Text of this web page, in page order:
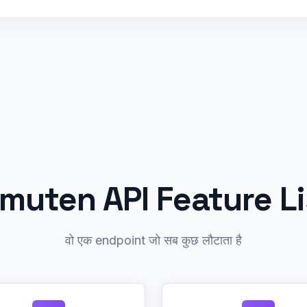
API Feature
वो एक endpoint जो सब कुछ लौटाता है